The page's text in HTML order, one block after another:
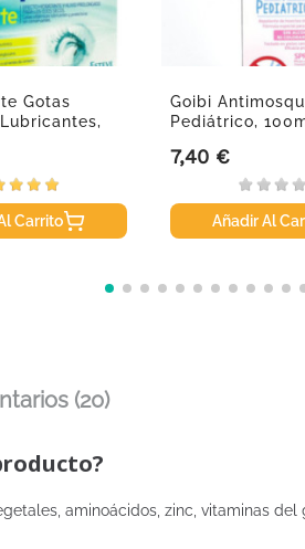
Gotas
Carrito
Goibi
Pediátrico,
Precio
7,40 €
Añadir Al
(20)
aminoácidos, zinc, vitaminas